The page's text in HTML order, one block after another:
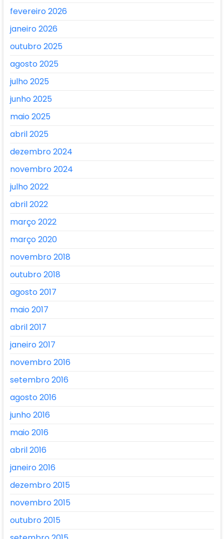
fevereiro 2026
janeiro 2026
outubro 2025
agosto 2025
julho 2025
junho 2025
maio 2025
abril 2025
dezembro 2024
novembro 2024
julho 2022
abril 2022
março 2022
março 2020
novembro 2018
outubro 2018
agosto 2017
maio 2017
abril 2017
janeiro 2017
novembro 2016
setembro 2016
agosto 2016
junho 2016
maio 2016
abril 2016
janeiro 2016
dezembro 2015
novembro 2015
outubro 2015